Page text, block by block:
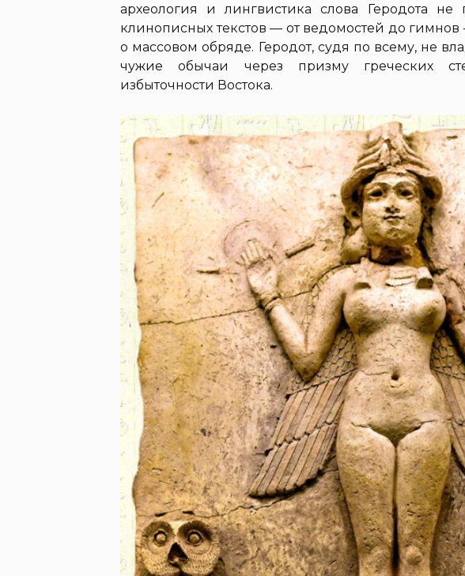
археология и лингвистика слова Геродота
клинописных текстов — от ведомостей до
о массовом обряде. Геродот, судя по всему, не
чужие обычаи через призму греческих
избыточности Востока.